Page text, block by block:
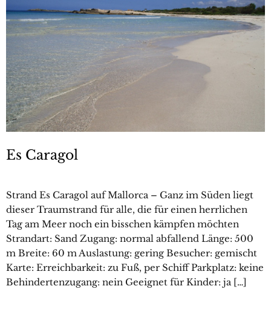
Es Caragol
Strand Es Caragol auf Mallorca – Ganz im Süden liegt
dieser Traumstrand für alle, die für einen herrlichen
Tag am Meer noch ein bisschen kämpfen möchten
Strandart: Sand Zugang: normal abfallend Länge: 500
m Breite: 60 m Auslastung: gering Besucher: gemischt
Karte: Erreichbarkeit: zu Fuß, per Schiff Parkplatz: keine
Behindertenzugang: nein Geeignet für Kinder: ja […]